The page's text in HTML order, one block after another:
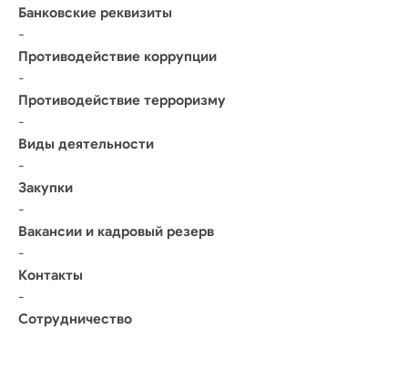
Банковские реквизиты
-
Противодействие коррупции
-
Противодействие терроризму
-
Виды деятельности
-
Закупки
-
Вакансии и кадровый резерв
-
Контакты
-
Сотрудничество